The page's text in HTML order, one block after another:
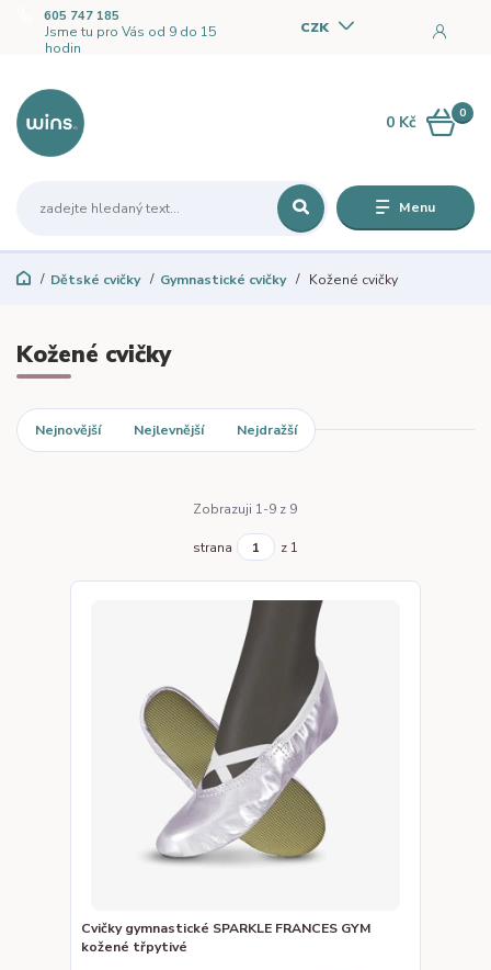
Menu
CZK
605 747 185
Jsme tu pro Vás od 9 do 15
hodin
0
0 Kč
Dětské cvičky Gymnastické cvičky Kožené cvičky
Kožené cvičky
Nejnovější Nejlevnější Nejdražší
Zobrazuji 1-9 z 9
strana z 1
Cvičky gymnastické SPARKLE FRANCES GYM
kožené třpytivé